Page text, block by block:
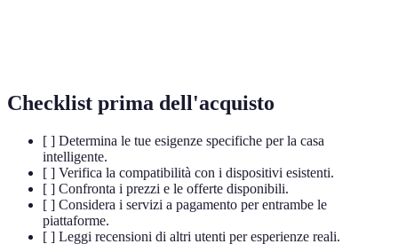
Checklist prima dell'acquisto
[ ] Determina le tue esigenze specifiche per la casa
intelligente.
[ ] Verifica la compatibilità con i dispositivi esistenti.
[ ] Confronta i prezzi e le offerte disponibili.
[ ] Considera i servizi a pagamento per entrambe le
piattaforme.
[ ] Leggi recensioni di altri utenti per esperienze reali.